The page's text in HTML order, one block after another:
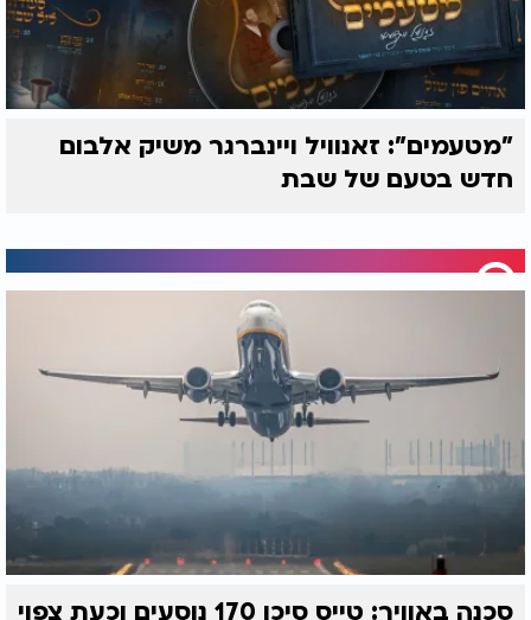
"מטעמים": זאנוויל ויינברגר משיק אלבום
חדש בטעם של שבת
סכנה באוויר: טייס סיכן 170 נוסעים וכעת צפוי